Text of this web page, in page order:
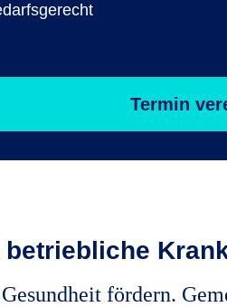
Termin
Gesundheit fördern.